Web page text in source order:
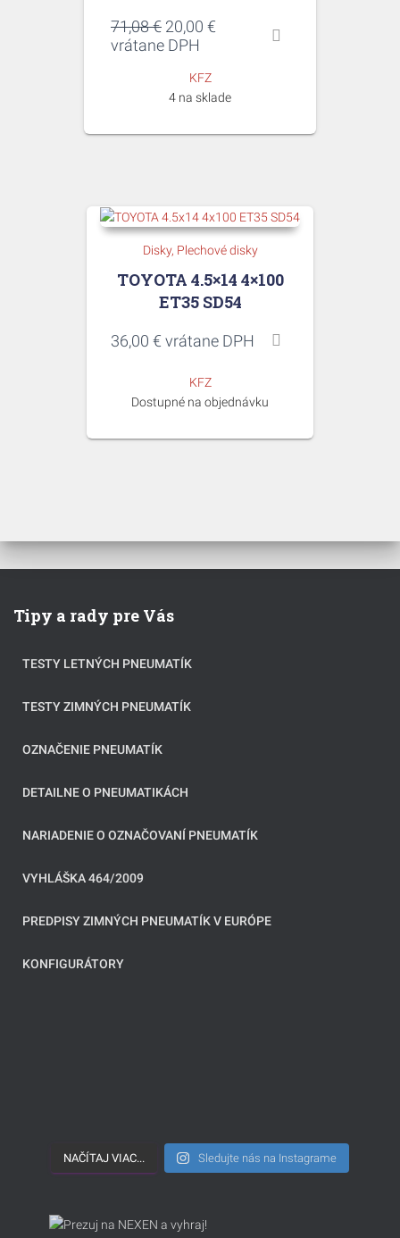
71,08€ Pôvodná
cena
71,08 €.
20,00 € Aktuálna
vrátane DPH
KFZ
4 na sklade
Disky Plechové disky
TOYOTA 4.5×14 4×100
ET35 SD54
36,00 € vrátane DPH
KFZ
Dostupné na objednávku
Tipy a rady pre Vás
TESTY LETNÝCH PNEUMATÍK
TESTY ZIMNÝCH PNEUMATÍK
OZNAČENIE PNEUMATÍK
DETAILNE O PNEUMATIKÁCH
NARIADENIE O OZNAČOVANÍ PNEUMATÍK
VYHLÁŠKA 464/2009
PREDPISY ZIMNÝCH PNEUMATÍK V EURÓPE
KONFIGURÁTORY
NAČÍTAJ VIAC... Sledujte nás na Instagrame